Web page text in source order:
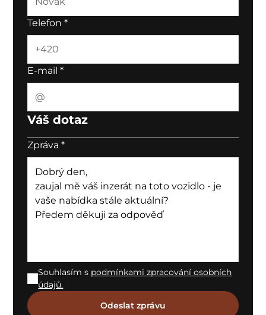
Telefon*
E-mail*
Váš dotaz
Zpráva*
Souhlasím s podmínkami zpracování osobních
údajů.